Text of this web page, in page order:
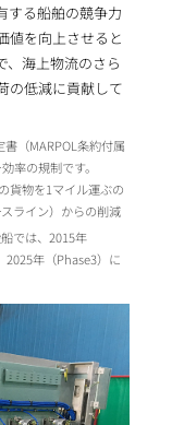
する船舶の競争力
値を向上させると
、海上物流のさら
の低減に貢献して
（MARPOL条約付属
率の規制です。
貨物を1マイル運ぶの
ライン）からの削減
では、2015年
2025年（Phase3）に